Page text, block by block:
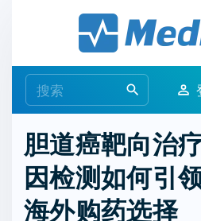
e
c
h
f
胆道癌靶向治
因检测如何引
海外购药选择